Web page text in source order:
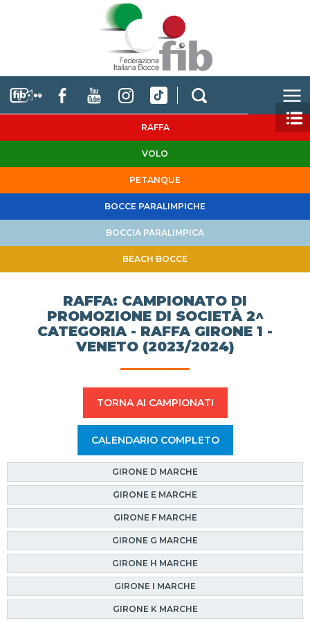
RAFFA
VOLO
PETANQUE
BOCCE PARALIMPICHE
BOCCIA PARALIMPICA
BEACH BOCCE
RAFFA: CAMPIONATO DI
PROMOZIONE DI SOCIETÀ 2^
CATEGORIA - RAFFA GIRONE 1 -
VENETO (2023/2024)
TORNA AI CAMPIONATI
CALENDARIO COMPLETO
GIRONE D MARCHE
GIRONE E MARCHE
GIRONE F MARCHE
GIRONE G MARCHE
GIRONE H MARCHE
GIRONE I MARCHE
GIRONE K MARCHE